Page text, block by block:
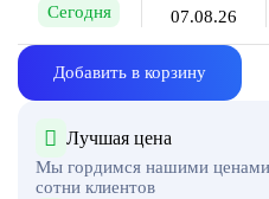
Сегодня 07.08.26
Добавить в корзину
Лучшая цена
Мы гордимся нашими
сотни клиентов